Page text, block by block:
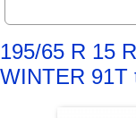
195/65 R 15
WINTER 91T